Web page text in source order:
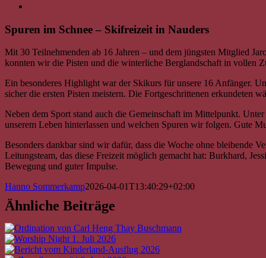
Spuren im Schnee – Skifreizeit in Nauders
Mit 30 Teilnehmenden ab 16 Jahren – und dem jüngsten Mitglied
konnten wir die Pisten und die winterliche Berglandschaft in vollen
Ein besonderes Highlight war der Skikurs für unsere 16 Anfänger.
sicher die ersten Pisten meistern. Die Fortgeschrittenen erkundeten
Neben dem Sport stand auch die Gemeinschaft im Mittelpunkt.
unserem Leben hinterlassen und welchen Spuren wir folgen. Gute
Besonders dankbar sind wir dafür, dass die Woche ohne bleibende
Leitungsteam, das diese Freizeit möglich gemacht hat: Burkhard,
Bewegung und guter Impulse.
Hanno Sommerkamp2026-04-01T13:40:29+02:00
Ähnliche Beiträge